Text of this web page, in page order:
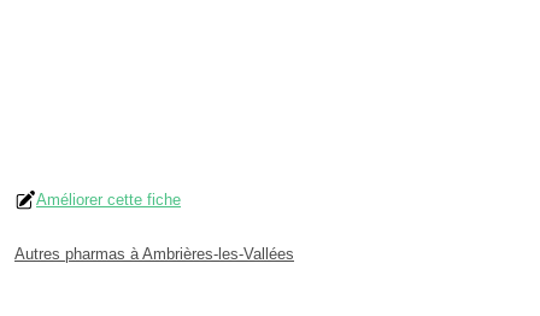
Améliorer cette fiche
Autres pharmas à Ambrières-les-Vallées